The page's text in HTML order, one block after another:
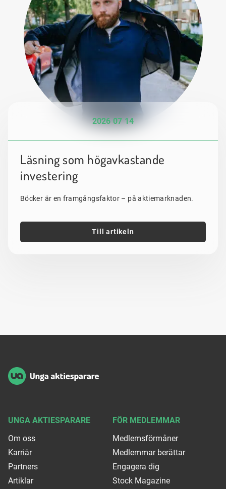
2026 07 14
Läsning som högavkastande
investering
Böcker är en framgångsfaktor – på aktiemarknaden.
Till artikeln
UNGA AKTIESPARARE
Om oss
Karriär
Partners
Artiklar
FÖR MEDLEMMAR
Medlemsförmåner
Medlemmar berättar
Engagera dig
Stock Magazine